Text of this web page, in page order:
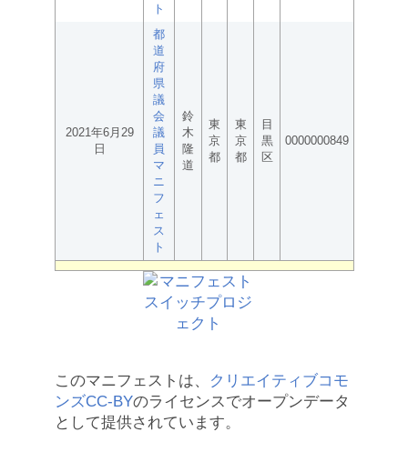
ト
2021年6月29
日
都
道
府
県
議
会
議
員
マ
ニ
フ
ェ
ス
ト
鈴
木
隆
道
東
京
都
東
京
都
目
黒
区
0000000849
このマニフェストは、
クリエイティブコモ
ンズCC-BYのライセンスでオープンデータ
として提供されています。